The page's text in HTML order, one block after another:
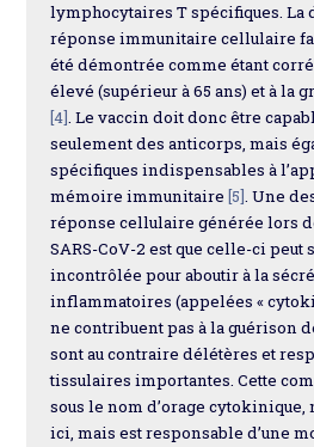
lymphocytaires T spécifiques. La
réponse immunitaire cellulaire
été démontrée comme étant
élevé (supérieur à 65 ans) et à la
[4]. Le vaccin doit donc être
seulement des anticorps, mais
spécifiques indispensables à
mémoire immunitaire[5]. Une
réponse cellulaire générée lors
SARS-CoV-2 est que celle-ci peut
incontrôlée pour aboutir à la
inflammatoires (appelées «
ne contribuent pas à la guérison
sont au contraire délétères et
tissulaires importantes. Cette
sous le nom d’orage
ici, mais est responsable d’une